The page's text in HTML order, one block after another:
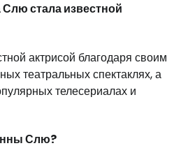
стала известной
актрисой благодаря своим
театральных спектаклях, а
телесериалах и
Слю?